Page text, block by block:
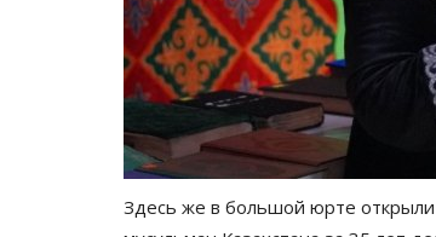
Здесь же в большой юрте